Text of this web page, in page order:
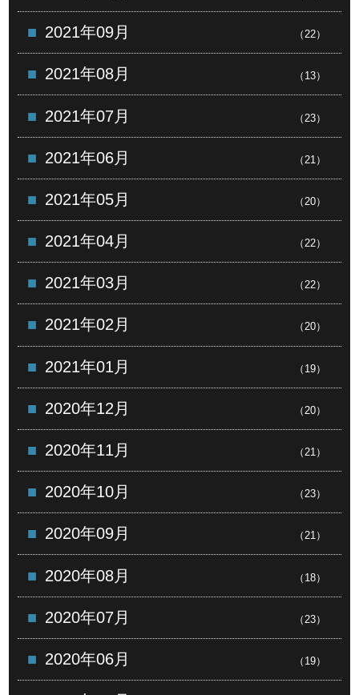
2021年09月 （22）
2021年08月 （13）
2021年07月 （23）
2021年06月 （21）
2021年05月 （20）
2021年04月 （22）
2021年03月 （22）
2021年02月 （20）
2021年01月 （19）
2020年12月 （20）
2020年11月 （21）
2020年10月 （23）
2020年09月 （21）
2020年08月 （18）
2020年07月 （23）
2020年06月 （19）